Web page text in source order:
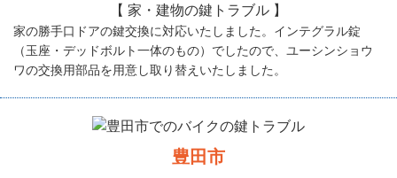
【 家・建物の鍵トラブル 】
家の勝手口ドアの鍵交換に対応いたしました。インテグラル錠
（玉座・デッドボルト一体のもの）でしたので、ユーシンショウ
ワの交換用部品を用意し取り替えいたしました。
豊田市